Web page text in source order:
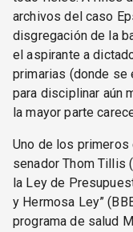
archivos del caso
disgregación de la
el aspirante a
primarias (donde se
para disciplinar aún
la mayor parte
Uno de los primeros
senador Thom Tillis
la Ley de
y Hermosa Ley”
programa de salud